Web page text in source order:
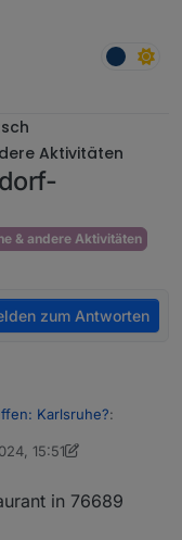
Aktivitäten
& andere Aktivitäten
zum Antworten
Karlsruhe?:
Teams
15:51
in 76689